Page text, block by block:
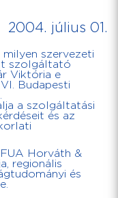
2004. július 01.
szervezeti
szolgáltató
Viktória e
Budapesti
a szolgáltatási
és az
Horváth &
regionális
és